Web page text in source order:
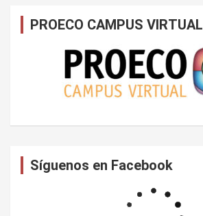
PROECO CAMPUS VIRTUAL
Síguenos en Facebook